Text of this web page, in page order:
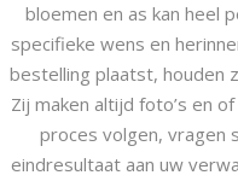
bloemen en as kan heel
specifieke wens en
bestelling plaatst, houden
Zij maken altijd foto’s en
proces volgen, vragen
eindresultaat aan uw